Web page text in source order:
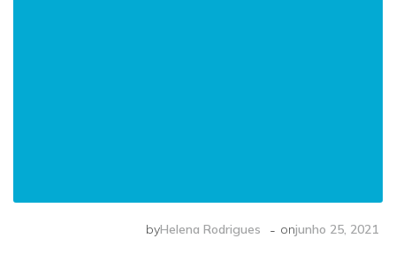
byHelena Rodrigues - onjunho 25, 2021